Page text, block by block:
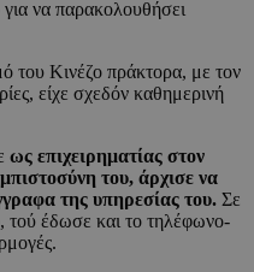
για να παρακολουθήσει
του Κινέζο πράκτορα, με τον
είχε σχεδόν καθημερινή
ως επιχειρηματίας στον
του, άρχισε να
της υπηρεσίας του. Σε
τού έδωσε και το τηλέφωνο-